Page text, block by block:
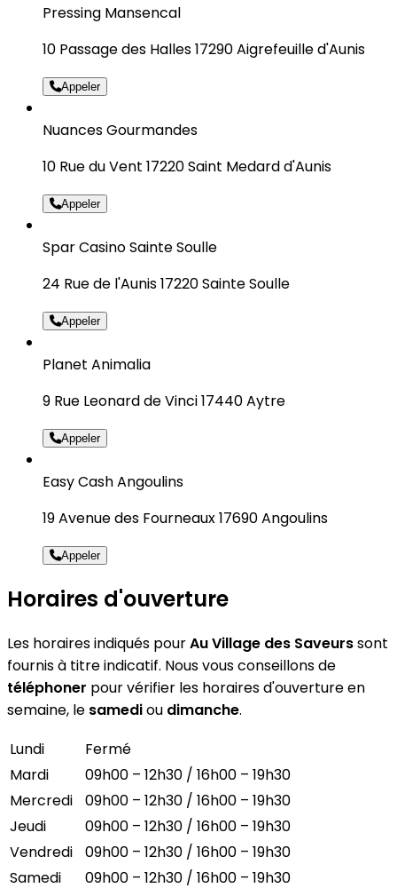
Pressing Mansencal
10 Passage des Halles 17290 Aigrefeuille d'Aunis
Appeler
Nuances Gourmandes
10 Rue du Vent 17220 Saint Medard d'Aunis
Appeler
Spar Casino Sainte Soulle
24 Rue de l'Aunis 17220 Sainte Soulle
Appeler
Planet Animalia
9 Rue Leonard de Vinci 17440 Aytre
Appeler
Easy Cash Angoulins
19 Avenue des Fourneaux 17690 Angoulins
Appeler
Horaires d'ouverture
Les horaires indiqués pourAu Village des Saveurssont
fournis à titre indicatif. Nous vous conseillons de
téléphoner pour vérifier les horaires d'ouverture en
semaine, le samediou dimanche.
Lundi
Fermé
Mardi
09h00 – 12h30 / 16h00 – 19h30
Mercredi
09h00 – 12h30 / 16h00 – 19h30
Jeudi
09h00 – 12h30 / 16h00 – 19h30
Vendredi
09h00 – 12h30 / 16h00 – 19h30
Samedi
09h00 – 12h30 / 16h00 – 19h30